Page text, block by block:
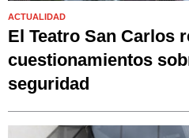
ACTUALIDAD
El Teatro San Carlos
cuestionamientos
seguridad